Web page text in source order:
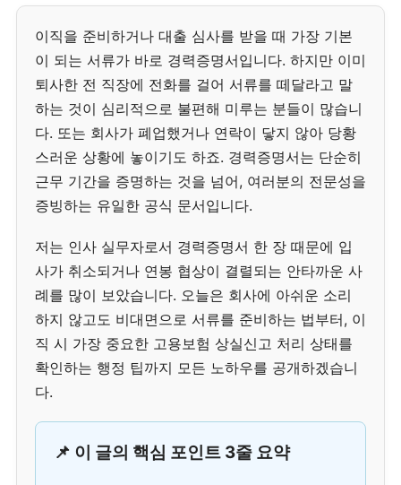
이직을 준비하거나 대출 심사를 받을 때 가장 기본
이 되는 서류가 바로 경력증명서입니다. 하지만 이미
퇴사한 전 직장에 전화를 걸어 서류를 떼달라고 말
하는 것이 심리적으로 불편해 미루는 분들이 많습니
다. 또는 회사가 폐업했거나 연락이 닿지 않아 당황
스러운 상황에 놓이기도 하죠. 경력증명서는 단순히
근무 기간을 증명하는 것을 넘어, 여러분의 전문성을
증빙하는 유일한 공식 문서입니다.
저는 인사 실무자로서 경력증명서 한 장 때문에 입
사가 취소되거나 연봉 협상이 결렬되는 안타까운 사
례를 많이 보았습니다. 오늘은 회사에 아쉬운 소리
하지 않고도 비대면으로 서류를 준비하는 법부터, 이
직 시 가장 중요한 고용보험 상실신고 처리 상태를
확인하는 행정 팁까지 모든 노하우를 공개하겠습니
다.
📌 이 글의 핵심 포인트 3줄 요약